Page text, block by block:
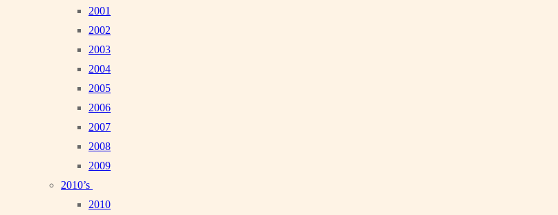
2001
2002
2003
2004
2005
2006
2007
2008
2009
2010’s
2010